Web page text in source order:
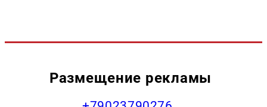
Размещение рекламы